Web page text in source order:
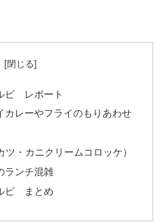
ビ レポート
レーやフライのもりあわせ
ツ・カニクリームコロッケ）
ンチ混雑
ビ まとめ